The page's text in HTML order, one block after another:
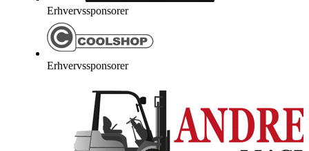
Erhvervssponsorer
Erhvervssponsorer